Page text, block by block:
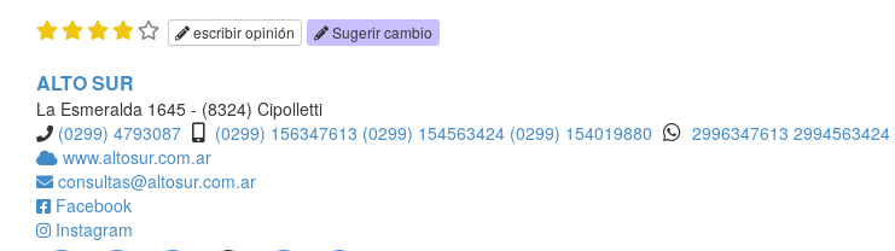
escribir opinión Sugerir cambio
ALTO SUR
La Esmeralda 1645 - (8324) Cipolletti
(0299) 4793087
(0299) 156347613 (0299) 154563424 (0299) 154019880 2996347613 2994563424
www.altosur.com.ar
consultas@altosur.com.ar
Facebook
Instagram